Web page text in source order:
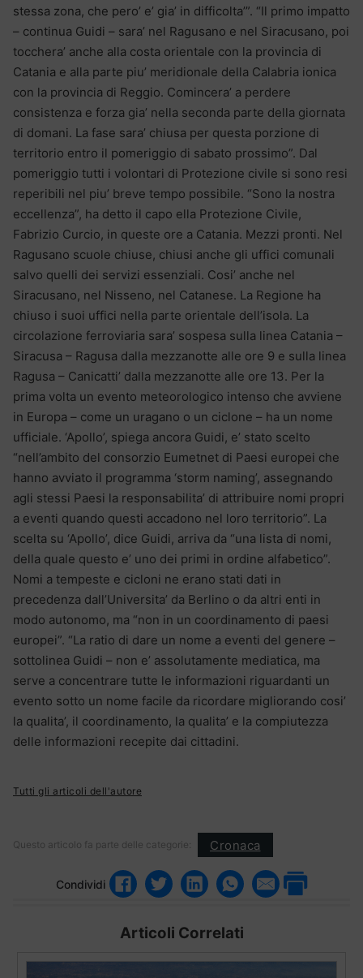
stessa zona, che pero’ e’ gia’ in difficolta’”. “Il primo impatto
– continua Guidi – sara’ nel Ragusano e nel Siracusano, poi
tocchera’ anche alla costa orientale con la provincia di
Catania e alla parte piu’ meridionale della Calabria ionica
con la provincia di Reggio. Comincera’ a perdere
consistenza e forza gia’ nella seconda parte della giornata
di domani. La fase sara’ chiusa per questa porzione di
territorio entro il pomeriggio di sabato prossimo”. Dal
pomeriggio tutti i volontari di Protezione civile si sono resi
reperibili nel piu’ breve tempo possibile. “Sono la nostra
eccellenza”, ha detto il capo ella Protezione Civile,
Fabrizio Curcio, in queste ore a Catania. Mezzi pronti. Nel
Ragusano scuole chiuse, chiusi anche gli uffici comunali
salvo quelli dei servizi essenziali. Cosi’ anche nel
Siracusano, nel Nisseno, nel Catanese. La Regione ha
chiuso i suoi uffici nella parte orientale dell’isola. La
circolazione ferroviaria sara’ sospesa sulla linea Catania –
Siracusa – Ragusa dalla mezzanotte alle ore 9 e sulla linea
Ragusa – Canicatti’ dalla mezzanotte alle ore 13. Per la
prima volta un evento meteorologico intenso che avviene
in Europa – come un uragano o un ciclone – ha un nome
ufficiale. ‘Apollo’, spiega ancora Guidi, e’ stato scelto
“nell’ambito del consorzio Eumetnet di Paesi europei che
hanno avviato il programma ‘storm naming’, assegnando
agli stessi Paesi la responsabilita’ di attribuire nomi propri
a eventi quando questi accadono nel loro territorio”. La
scelta su ‘Apollo’, dice Guidi, arriva da “una lista di nomi,
della quale questo e’ uno dei primi in ordine alfabetico”.
Nomi a tempeste e cicloni ne erano stati dati in
precedenza dall’Universita’ da Berlino o da altri enti in
modo autonomo, ma “non in un coordinamento di paesi
europei”. “La ratio di dare un nome a eventi del genere –
sottolinea Guidi – non e’ assolutamente mediatica, ma
serve a concentrare tutte le informazioni riguardanti un
evento sotto un nome facile da ricordare migliorando cosi’
la qualita’, il coordinamento, la qualita’ e la compiutezza
delle informazioni recepite dai cittadini.
Tutti gli articoli dell'autore
Questo articolo fa parte delle categorie: Cronaca
Condividi
Articoli Correlati